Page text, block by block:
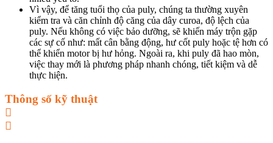
Vì vậy, để tăng tuổi thọ của puly, chúng ta thường xuyên
kiểm tra và căn chỉnh độ căng của dây curoa, độ lệch của
puly. Nếu không có việc bảo dưỡng, sẽ khiến máy trộn gặp
các sự cố như: mất cân bằng động, hư cốt puly hoặc tệ hơn có
thể khiển motor bị hư hỏng. Ngoài ra, khi puly đã hao mòn,
việc thay mới là phương pháp nhanh chóng, tiết kiệm và dễ
thực hiện.
Thông số kỹ thuật